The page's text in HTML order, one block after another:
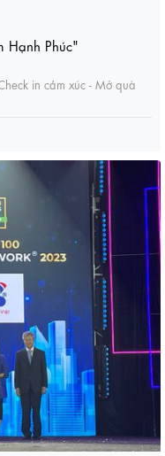
Hạnh Phúc"
in cảm xúc - Mở quà